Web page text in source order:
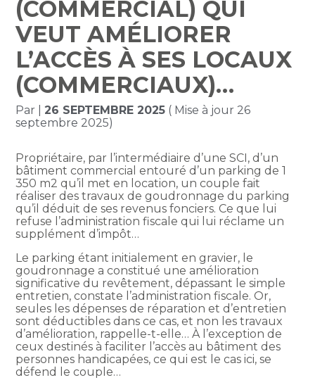
(COMMERCIAL) QUI
VEUT AMÉLIORER
L’ACCÈS À SES LOCAUX
(COMMERCIAUX)…
Par |26 SEPTEMBRE 2025 ( Mise à jour 26
septembre 2025)
Propriétaire, par l’intermédiaire d’une SCI, d’un
bâtiment commercial entouré d’un parking de 1
350 m2 qu’il met en location, un couple fait
réaliser des travaux de goudronnage du parking
qu’il déduit de ses revenus fonciers. Ce que lui
refuse l’administration fiscale qui lui réclame un
supplément d’impôt…
Le parking étant initialement en gravier, le
goudronnage a constitué une amélioration
significative du revêtement, dépassant le simple
entretien, constate l’administration fiscale. Or,
seules les dépenses de réparation et d’entretien
sont déductibles dans ce cas, et non les travaux
d’amélioration, rappelle-t-elle… À l’exception de
ceux destinés à faciliter l’accès au bâtiment des
personnes handicapées, ce qui est le cas ici, se
défend le couple…